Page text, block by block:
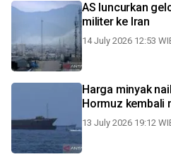
AS luncurkan
militer ke Iran
14 July 2026 12:53
Harga minyak
Hormuz kembali
13 July 2026 19:12